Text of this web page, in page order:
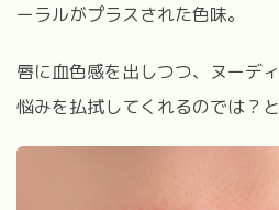
ーラルがプラスされた色味。
唇に血色感を出しつつ、ヌーデ
悩みを払拭してくれるのでは？と